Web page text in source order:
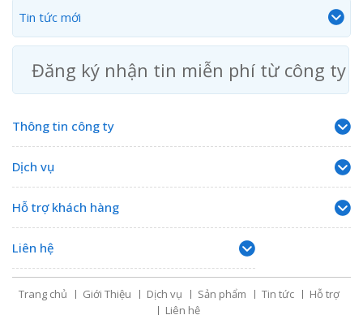
Tin tức mới
Đăng ký nhận tin miễn phí từ công ty
Thông tin công ty
Dịch vụ
Hỗ trợ khách hàng
Liên hệ
Trang chủ Giới Thiệu Dịch vụ Sản phẩm Tin tức
Hỗ trợ
Liên hệ